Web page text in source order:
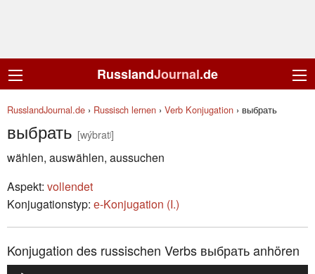
RusslandJournal.de
RusslandJournal.de › Russisch lernen › Verb Konjugation › выбрать
выбрать [wýbratʲ]
wählen, auswählen, aussuchen
Aspekt: vollendet
Konjugationstyp: е-Konjugation (I.)
Konjugation des russischen Verbs выбрать anhören